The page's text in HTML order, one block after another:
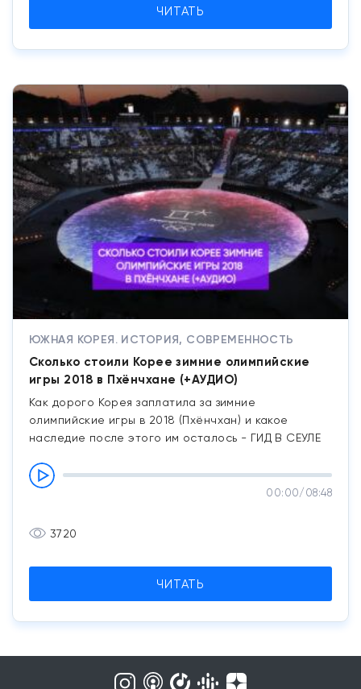
ЧИТАТЬ
ЮЖНАЯ КОРЕЯ. ИСТОРИЯ, СОВРЕМЕННОСТЬ
Сколько стоили Корее зимние олимпийские
игры 2018 в Пхёнчхане (+АУДИО)
Как дорого Корея заплатила за зимние
олимпийские игры в 2018 (Пхёнчхан) и какое
наследие после этого им осталось - ГИД В СЕУЛЕ
00:00/ 08:48
3720
ЧИТАТЬ